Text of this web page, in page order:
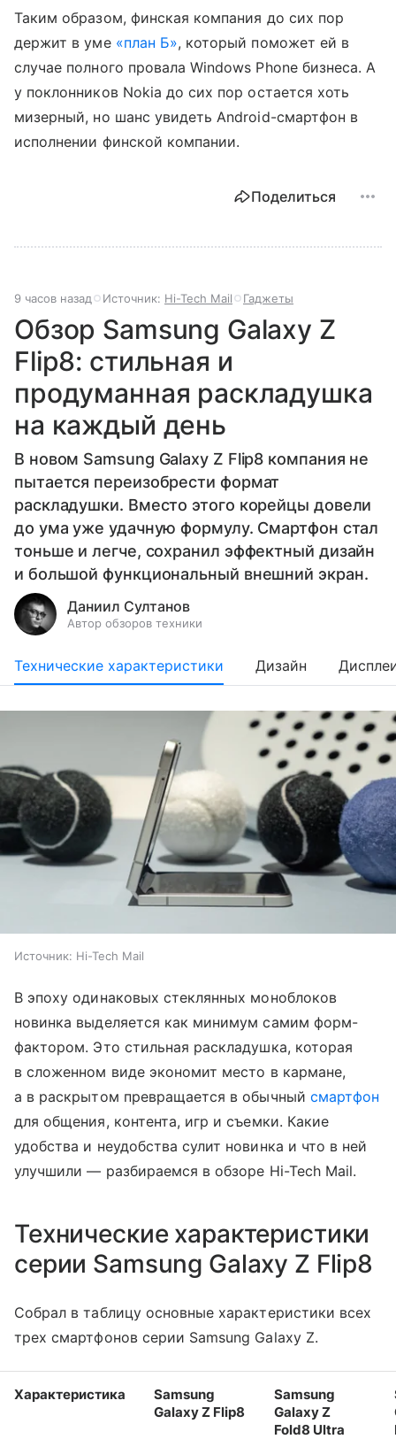
Таким образом, финская компания до сих пор
держит в уме «план Б», который поможет ей в
случае полного провала Windows Phone бизнеса. А
у поклонников Nokia до сих пор остается хоть
мизерный, но шанс увидеть Android-смартфон в
исполнении финской компании.
Поделиться
9 часов назад Источник: Hi-Tech Mail Гаджеты
Обзор Samsung Galaxy Z
Flip8: стильная и
продуманная раскладушка
на каждый день
В новом Samsung Galaxy Z Flip8 компания не
пытается переизобрести формат
раскладушки. Вместо этого корейцы довели
до ума уже удачную формулу. Смартфон стал
тоньше и легче, сохранил эффектный дизайн
и большой функциональный внешний экран.
Даниил Султанов
Автор обзоров техники
Технические характеристики Дизайн
Источник: Hi-Tech Mail
В эпоху одинаковых стеклянных моноблоков
новинка выделяется как минимум самим форм-
фактором. Это стильная раскладушка, которая
в сложенном виде экономит место в кармане,
а в раскрытом превращается в обычный смартфон
для общения, контента, игр и съемки. Какие
удобства и неудобства сулит новинка и что в ней
улучшили — разбираемся в обзоре Hi-Tech Mail.
Технические характеристики
серии Samsung Galaxy Z Flip8
Собрал в таблицу основные характеристики всех
трех смартфонов серии Samsung Galaxy Z.
Характеристика
Samsung
Galaxy Z Flip8
Samsung
Galaxy Z
Fold8 Ultra